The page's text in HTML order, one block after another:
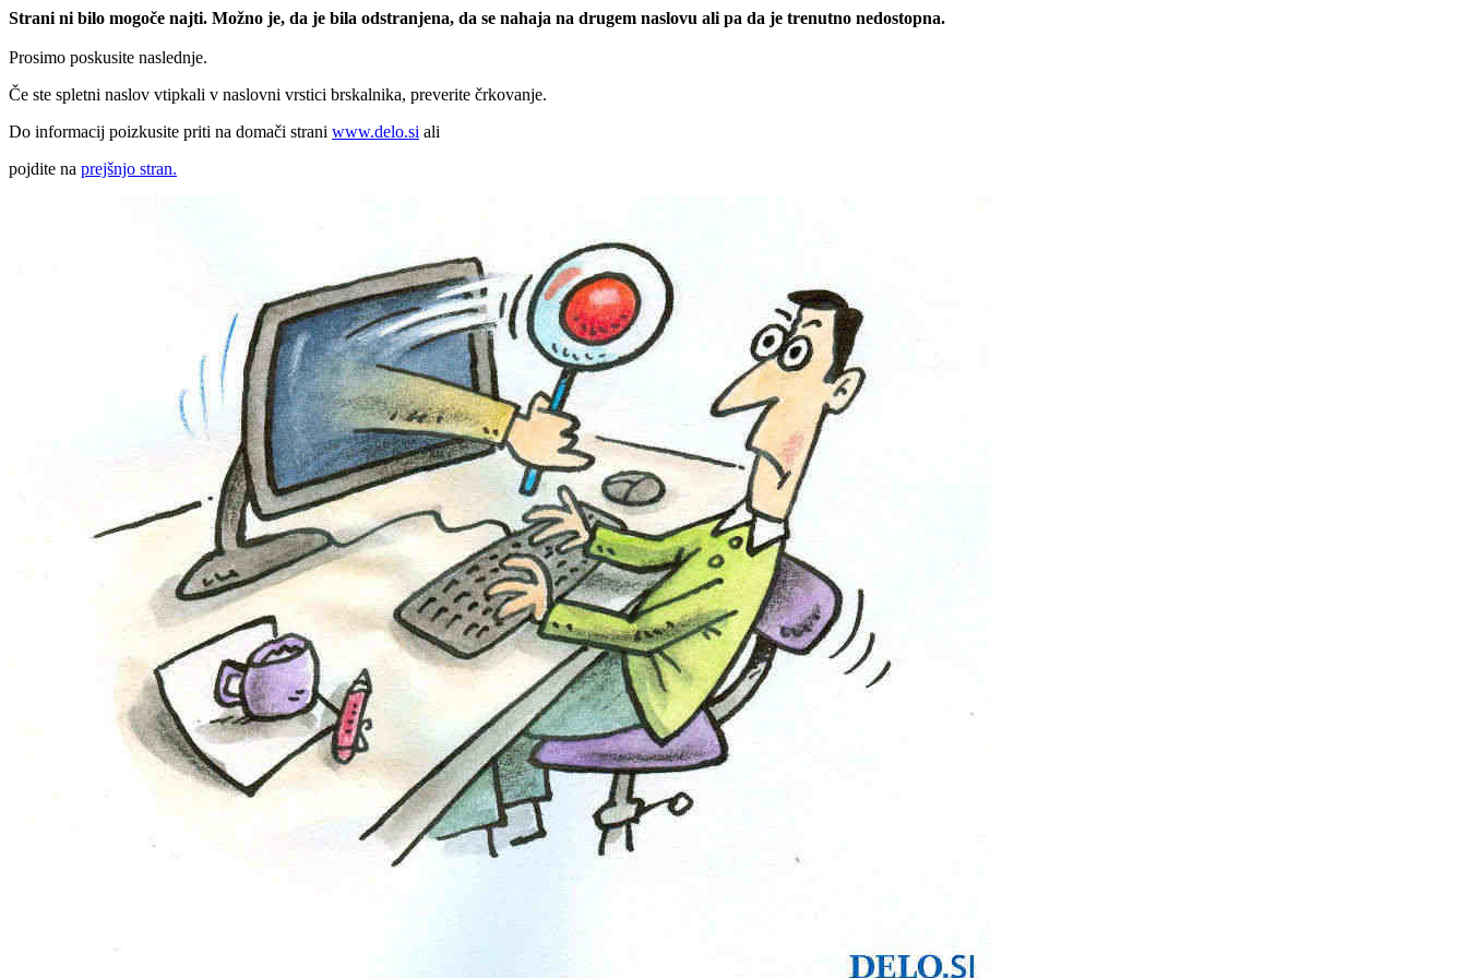
Strani ni bilo mogoče najti. Možno je, da je bila odstranjena, da se nahaja na drugem naslovu ali pa da je trenutno nedostopna.
Prosimo poskusite naslednje.
Če ste spletni naslov vtipkali v naslovni vrstici brskalnika, preverite črkovanje.
Do informacij poizkusite priti na domači strani www.delo.si ali
pojdite na prejšnjo stran.